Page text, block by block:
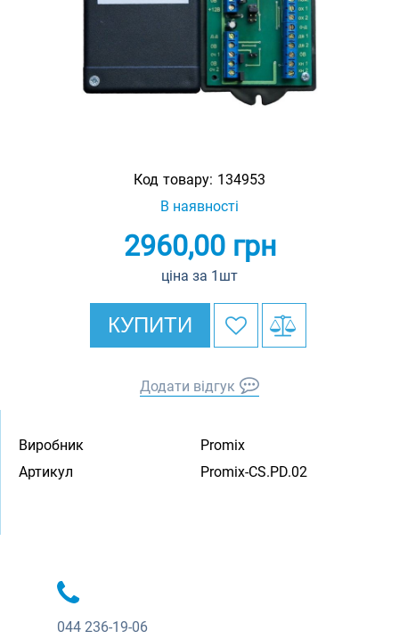
Код товару: 134953
В наявності
2960,00грн
ціна за 1шт
КУПИТИ
Додати відгук
Виробник
Promix
Артикул
Promix-CS.PD.02
044 236-19-06